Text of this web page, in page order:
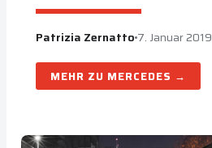
Patrizia Zernatto 7. Januar 2019
MERCEDES